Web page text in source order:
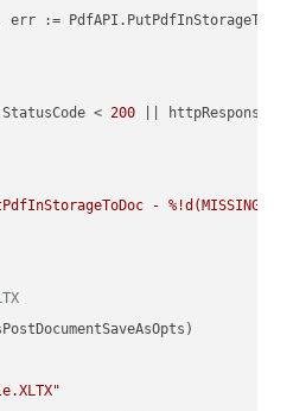
< 200 ||
- %!d(MISSING)\n"